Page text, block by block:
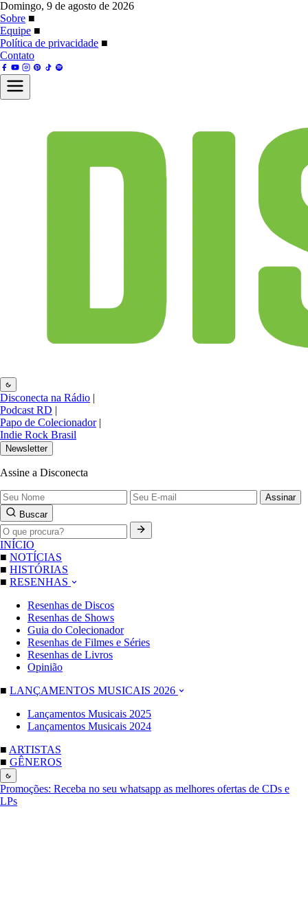
Domingo, 9 de agosto de 2026
Sobre ■
Equipe ■
Política de privacidade ■
Contato
Disconecta na Rádio |
Podcast RD |
Papo de Colecionador |
Indie Rock Brasil
Newsletter
Assine a Disconecta
Assinar
Buscar
INÍCIO
■ NOTÍCIAS
■ HISTÓRIAS
■ RESENHAS
Resenhas de Discos
Resenhas de Shows
Guia do Colecionador
Resenhas de Filmes e Séries
Resenhas de Livros
Opinião
■ LANÇAMENTOS MUSICAIS 2026
Lançamentos Musicais 2025
Lançamentos Musicais 2024
■ ARTISTAS
■ GÊNEROS
Promoções: Receba no seu whatsapp as melhores ofertas de CDs e
LPs